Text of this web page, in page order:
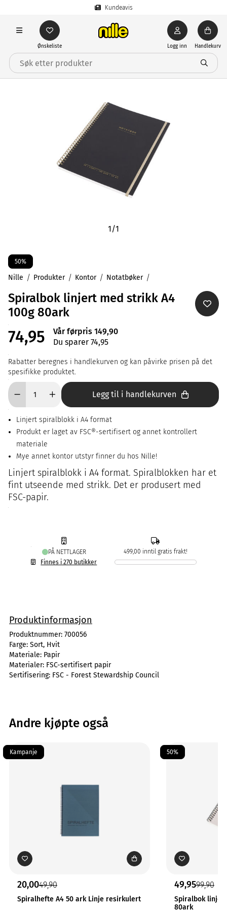
Kundeavis
Ønskeliste Logg inn Handlekurv
1/1
50%
Nille Produkter Kontor Notatbøker
Spiralbok linjert med strikk A4
100g 80ark
74,95
Vår førpris 149,90
Du sparer 74,95
Rabatter beregnes i handlekurven og kan påvirke prisen på det
spesifikke produktet.
Legg til i handlekurven
Linjert spiralblokk i A4 format
Produkt er laget av FSC®-sertifisert og annet kontrollert
materiale
Mye annet kontor utstyr finner du hos Nille!
Linjert spiralblokk i A4 format. Spiralblokken har et
fint utseende med strikk. Det er produsert med
FSC-papir.
PÅ NETTLAGER
Finnes i 270 butikker
499,00 inntil gratis frakt!
Produktinformasjon
Produktnummer: 700056
Farge: Sort, Hvit
Materiale: Papir
Materialer: FSC-sertifisert papir
Sertifisering: FSC - Forest Stewardship Council
Andre kjøpte også
Kampanje
20,0049,90
Spiralhefte A4 50 ark Linje resirkulert
50%
49,9599,90
Spiralbok
80ark